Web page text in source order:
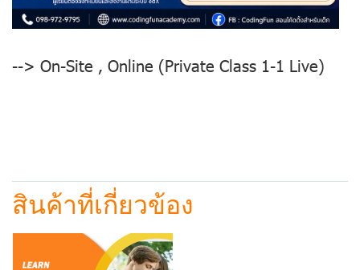
--> On-Site , Online (Private Class 1-1 Live)
สินค้าที่เกี่ยวข้อง